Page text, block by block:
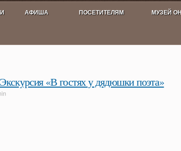
АФИША ПОСЕТИТЕЛЯМ МУЗЕЙ
Экскурсия «В гостях у дядюшки поэта»
гостях у дядюшки поэта»